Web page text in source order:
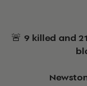
🚨 9 killed and 21 injured in Islamabad suicide